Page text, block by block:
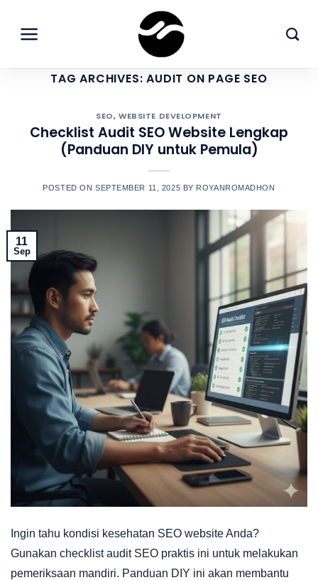
content
TAG ARCHIVES:AUDIT ON PAGE SEO
SEO,WEBSITE DEVELOPMENT
Checklist Audit SEO Website Lengkap
(Panduan DIY untuk Pemula)
POSTED ON SEPTEMBER 11, 2025 BY ROYANROMADHON
11
Sep
Ingin tahu kondisi kesehatan SEO website Anda?
Gunakan checklist audit SEO praktis ini untuk melakukan
pemeriksaan mandiri. Panduan DIY ini akan membantu